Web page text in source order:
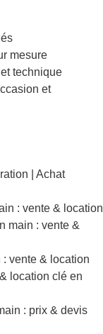
mesure
technique
et
| Achat
: vente & location
main : vente &
vente & location
location clé en
: prix & devis